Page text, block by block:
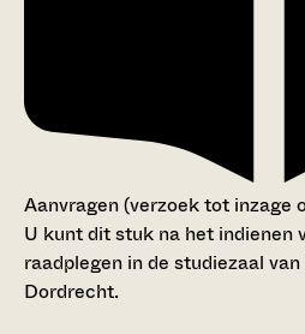
Aanvragen (verzoek tot inzage
U kunt dit stuk na het indienen
raadplegen in de studiezaal
Dordrecht.